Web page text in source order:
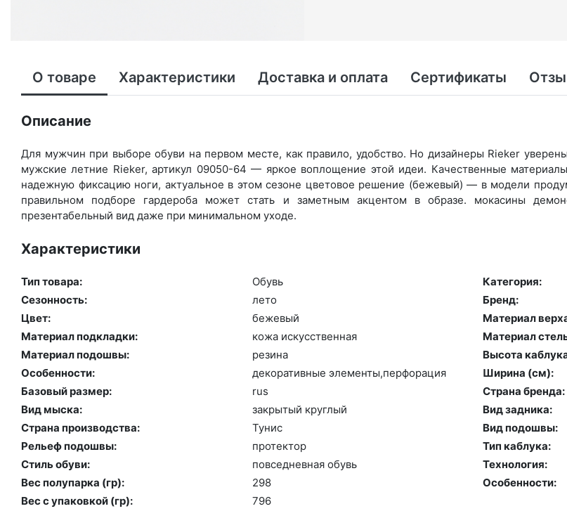
О товаре Характеристики Доставка и оплата Сертификаты
Описание
Для мужчин при выборе обуви на первом месте, как правило, удобство. Но дизайнеры Rieker
мужские летние Rieker, артикул 09050-64 — яркое воплощение этой идеи. Качественные
надежную фиксацию ноги, актуальное в этом сезоне цветовое решение (бежевый) — в модели
правильном подборе гардероба может стать и заметным акцентом в образе. мокасины
презентабельный вид даже при минимальном уходе.
Характеристики
Тип товара: Обувь Категория:
Сезонность:
ле­то Бренд:
Цвет:
бе­жевый Материал
Материал подкладки:
ко­жа ис­кусс­твен­ная Материал
Материал подошвы:
ре­зина Высота
Особенности:
де­кора­тив­ные эле­мен­ты,пер­фо­рация Ширина (см):
Базовый размер:
rus Страна бренда:
Вид мыска:
зак­ры­тый круг­лый Вид задника:
Страна производства:
Ту­нис Вид подошвы:
Рельеф подошвы:
про­тек­тор Тип каблука:
Стиль обуви:
пов­седнев­ная обувь Технология:
Вес полупарка (гр):
298 Особенности:
Вес с упаковкой (гр):
796